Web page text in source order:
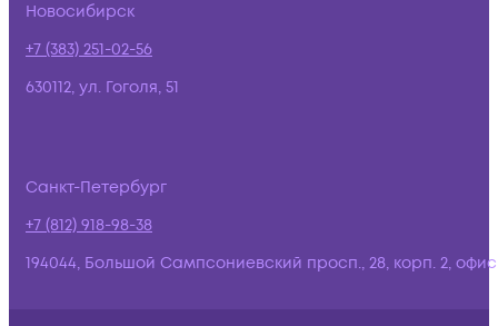
Новосибирск
+7 (383) 251-02-56
630112, ул. Гоголя, 51
Санкт-Петербург
+7 (812) 918-98-38
194044, Большой Сампсониевский просп., 28, корп. 2,